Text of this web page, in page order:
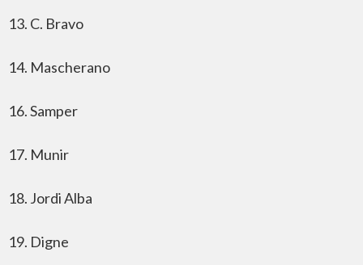
13. C. Bravo
14. Mascherano
16. Samper
17. Munir
18. Jordi Alba
19. Digne